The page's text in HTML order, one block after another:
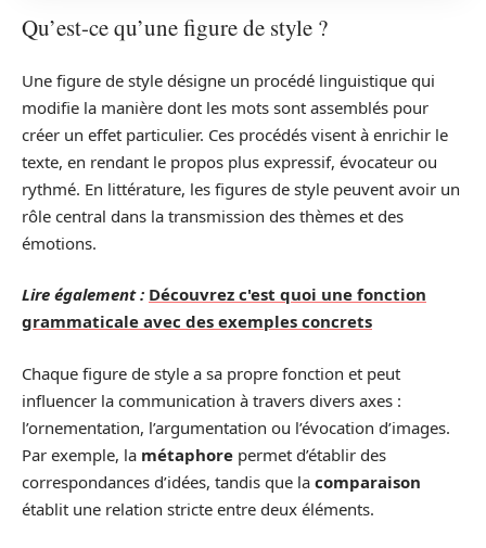
Qu’est-ce qu’une figure de style ?
Une figure de style désigne un procédé linguistique qui
modifie la manière dont les mots sont assemblés pour
créer un effet particulier. Ces procédés visent à enrichir le
texte, en rendant le propos plus expressif, évocateur ou
rythmé. En littérature, les figures de style peuvent avoir un
rôle central dans la transmission des thèmes et des
émotions.
Lire également : Découvrez c'est quoi une fonction
grammaticale avec des exemples concrets
Chaque figure de style a sa propre fonction et peut
influencer la communication à travers divers axes :
l’ornementation, l’argumentation ou l’évocation d’images.
Par exemple, la métaphore permet d’établir des
correspondances d’idées, tandis que la comparaison
établit une relation stricte entre deux éléments.